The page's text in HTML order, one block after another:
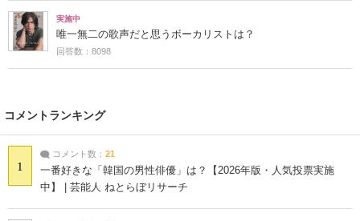
実施中
唯一無二の歌声だと思うボーカリストは？
回答数：8098
コメントランキング
1
コメント数： 21
一番好きな「韓国の男性俳優」は？【2026年版・人気投票実施
中】 | 芸能人 ねとらぼリサーチ